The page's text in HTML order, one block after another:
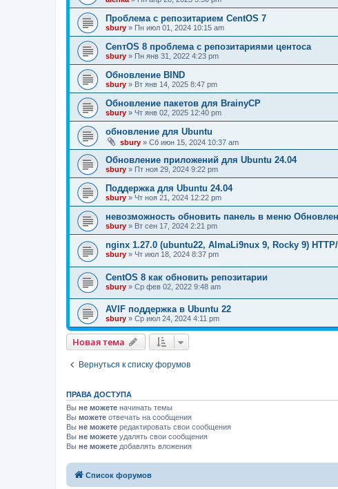
Проблема с репозитарием CentOS 7
sbury » Пн июл 01, 2024 10:15 am
CenтOS 8 проблема с репозитариями центоса
sbury » Пн янв 31, 2022 4:23 pm
Обновление BIND
sbury » Вт янв 14, 2025 8:47 pm
Oбновление пакетов для BrainyCP
sbury » Чт янв 02, 2025 12:40 pm
обновление для Ubuntu
sbury » Сб июн 15, 2024 10:37 am
Обновление приложений для Ubuntu 24.04
sbury » Пт ноя 29, 2024 9:22 pm
Поддержка для Ubuntu 24.04
sbury » Чт ноя 21, 2024 12:22 pm
невозможность обновить панель в меню
sbury » Вт сен 17, 2024 2:21 pm
nginx 1.27.0 (ubuntu22, AlmaLi9nux 9, Rocky 9)
sbury » Чт июл 18, 2024 8:37 pm
CentOS 8 как обновить репозитарии
sbury » Ср фев 02, 2022 9:48 am
AVIF поддержка в Ubuntu 22
sbury » Ср июл 24, 2024 4:11 pm
Новая тема
Вернуться к списку форумов
ПРАВА ДОСТУПА
Вы не можете начинать темы
Вы можете отвечать на сообщения
Вы не можете редактировать свои сообщения
Вы не можете удалять свои сообщения
Вы не можете добавлять вложения
Список форумов